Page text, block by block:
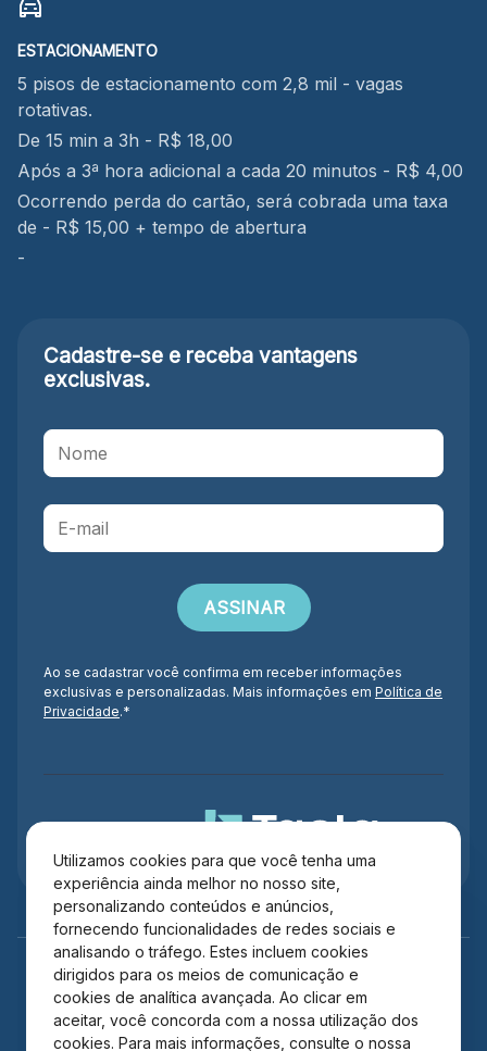
Utilizamos cookies para que você tenha uma
experiência ainda melhor no nosso site,
personalizando conteúdos e anúncios,
fornecendo funcionalidades de redes sociais e
analisando o tráfego. Estes incluem cookies
dirigidos para os meios de comunicação e
cookies de analítica avançada. Ao clicar em
aceitar, você concorda com a nossa utilização dos
cookies. Para mais informações, consulte o nossa
ESTACIONAMENTO
5 pisos de estacionamento com 2,8 mil - vagas
rotativas.
De 15 min a 3h - R$ 18,00
Após a 3ª hora adicional a cada 20 minutos - R$ 4,00
Ocorrendo perda do cartão, será cobrada uma taxa
de - R$ 15,00 + tempo de abertura
-
Cadastre-se e receba vantagens
exclusivas.
Ao se cadastrar você confirma em receber informações
exclusivas e personalizadas. Mais informações em Política de
Privacidade.*